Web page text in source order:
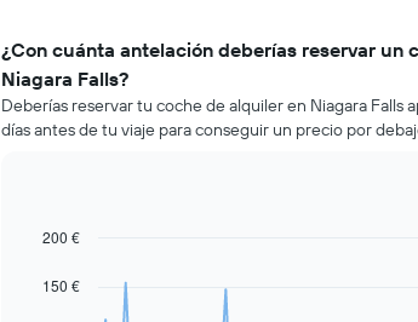
¿Con cuánta antelación deberías reservar un
Niagara Falls?
Deberías reservar tu coche de alquiler en Niagara Falls
días antes de tu viaje para conseguir un precio por
Line
Chart
150 €
200 €